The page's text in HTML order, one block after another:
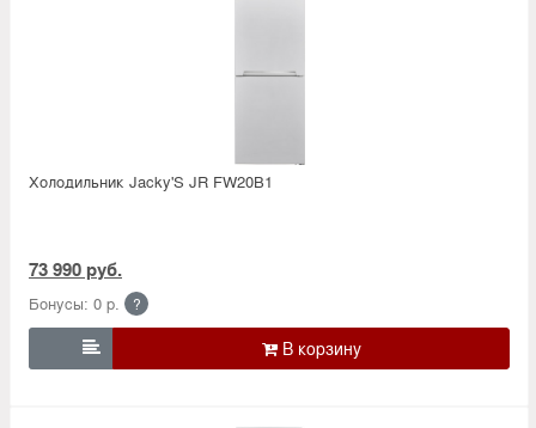
Холодильник Jacky'S JR FW20B1
73 990 руб.
Бонусы: 0 р. ?
